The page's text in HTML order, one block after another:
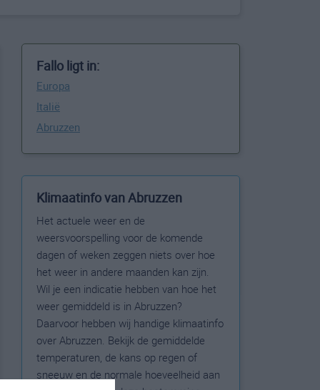
Fallo ligt in:
Europa
Italië
Abruzzen
Klimaatinfo van Abruzzen
Het actuele weer en de
weersvoorspelling voor de komende
dagen of weken zeggen niets over hoe
het weer in andere maanden kan zijn.
Wil je een indicatie hebben van hoe het
weer gemiddeld is in Abruzzen?
Daarvoor hebben wij handige klimaatinfo
over Abruzzen. Bekijk de gemiddelde
temperaturen, de kans op regen of
sneeuw en de normale hoeveelheid aan